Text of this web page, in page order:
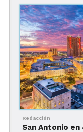
48 horas
En el siguiente
ubicación de los
continuación:
Redacción
San Antonio en